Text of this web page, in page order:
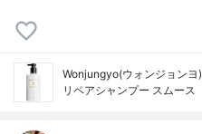
Wonjungyo(ウォンジョンヨ)
リペアシャンプー スムース